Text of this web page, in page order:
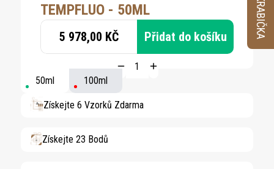
TEMPFLUO - 50ML
5 978,00 KČ Přidat do košíku
50ml 100ml
Získejte 6 Vzorků Zdarma
Získejte 23 Bodů